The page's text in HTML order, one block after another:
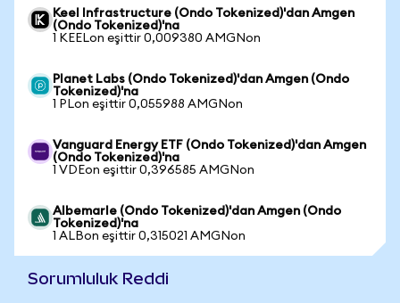
Keel Infrastructure (Ondo Tokenized)'dan Amgen
(Ondo Tokenized)'na
1 KEELon eşittir 0,009380 AMGNon
Planet Labs (Ondo Tokenized)'dan Amgen (Ondo
Tokenized)'na
1 PLon eşittir 0,055988 AMGNon
Vanguard Energy ETF (Ondo Tokenized)'dan Amgen
(Ondo Tokenized)'na
1 VDEon eşittir 0,396585 AMGNon
Albemarle (Ondo Tokenized)'dan Amgen (Ondo
Tokenized)'na
1 ALBon eşittir 0,315021 AMGNon
Sorumluluk Reddi